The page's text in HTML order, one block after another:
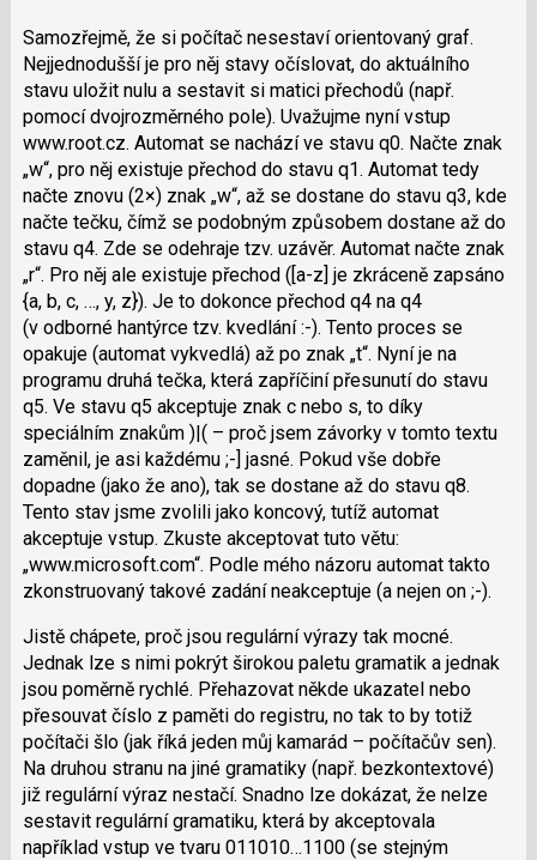
Samozřejmě, že si počítač nesestaví orientovaný graf.
Nejjednodušší je pro něj stavy očíslovat, do aktuálního
stavu uložit nulu a sestavit si matici přechodů (např.
pomocí dvojrozměrného pole). Uvažujme nyní vstup
www.root.cz. Automat se nachází ve stavu q0. Načte znak
„w“, pro něj existuje přechod do stavu q1. Automat tedy
načte znovu (2×) znak „w“, až se dostane do stavu q3, kde
načte tečku, čímž se podobným způsobem dostane až do
stavu q4. Zde se odehraje tzv. uzávěr. Automat načte znak
„r“. Pro něj ale existuje přechod ([a-z] je zkráceně zapsáno
{a, b, c, …, y, z}). Je to dokonce přechod q4 na q4
(v odborné hantýrce tzv. kvedlání :-). Tento proces se
opakuje (automat vykvedlá) až po znak „t“. Nyní je na
programu druhá tečka, která zapříčiní přesunutí do stavu
q5. Ve stavu q5 akceptuje znak c nebo s, to díky
speciálním znakům )|( – proč jsem závorky v tomto textu
zaměnil, je asi každému ;-] jasné. Pokud vše dobře
dopadne (jako že ano), tak se dostane až do stavu q8.
Tento stav jsme zvolili jako koncový, tutíž automat
akceptuje vstup. Zkuste akceptovat tuto větu:
„www.microsoft.com“. Podle mého názoru automat takto
zkonstruovaný takové zadání neakceptuje (a nejen on ;-).
Jistě chápete, proč jsou regulární výrazy tak mocné.
Jednak lze s nimi pokrýt širokou paletu gramatik a jednak
jsou poměrně rychlé. Přehazovat někde ukazatel nebo
přesouvat číslo z paměti do registru, no tak to by totiž
počítači šlo (jak říká jeden můj kamarád – počítačův sen).
Na druhou stranu na jiné gramatiky (např. bezkontextové)
již regulární výraz nestačí. Snadno lze dokázat, že nelze
sestavit regulární gramatiku, která by akceptovala
například vstup ve tvaru 011010…1100 (se stejným